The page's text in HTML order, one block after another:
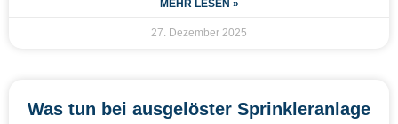
MEHR LESEN »
27. Dezember 2025
Was tun bei ausgelöster Sprinkleranlage